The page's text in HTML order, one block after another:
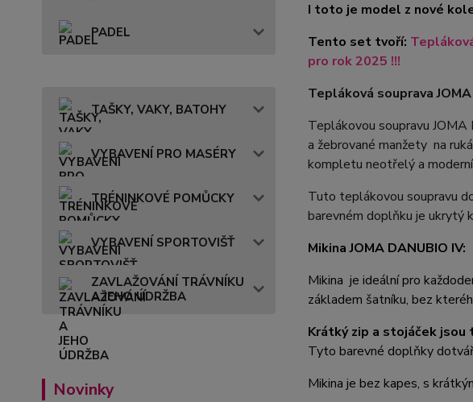
PADEL
TAŠKY, VAKY, BATOHY
VYBAVENÍ PRO MASÉRY
TRÉNINKOVÉ POMŮCKY
VYBAVENÍ SPORTOVIŠŤ
ZAVLAŽOVÁNÍ TRÁVNÍKU
A JEHO ÚDRŽBA
Novinky
I toto je model z nové
Tento set tvoří:
pro rok 2025 !!!
Tepláková souprava JOMA
Teplákovou soupravu
a žebrované manžety na
kompletu neotřelý a
Tuto teplákovou soupravu
barevném doplňku je ukrytý
Mikina JOMA DANUBIO IV:
Mikina je ideální pro
základem šatníku, bez
Krátký zip a stojáček
Tyto barevné doplňky
Mikina je bez kapes, s